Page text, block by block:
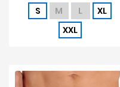
S M L
XL
XXL